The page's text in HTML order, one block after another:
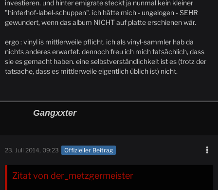
investieren. und hinter emigrate steckt ja nunmal kein kleiner
"hinterhof-label-schuppen". ich hätte mich - ungelogen - SEHR
gewundert, wenn das album NICHT auf platte erschienen wär.
ergo : vinyl is mittlerweile pflicht. ich als vinyl-sammler hab da
nichts anderes erwartet. dennoch freu ich mich tatsächlich, dass
sie es gemacht haben. eine selbstverständlichkeit ist es (trotz der
tatsache, dass es mittlerweile eigentlich üblich ist) nicht.
Gangxxter
23. Juli 2014, 09:23 Offizieller Beitrag
Zitat von der_metzgermeister